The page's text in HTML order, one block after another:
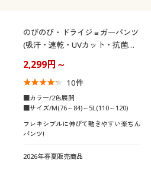
のびのび・ドライジョガーパンツ
(吸汗・速乾・UVカット・抗菌防
2,299円～
10件
■カラー/2色展開
■サイズ/M(76～84)～5L(110～120)
フレキシブルに伸びて動きやすい楽ちん
パンツ!
2026年春夏販売商品